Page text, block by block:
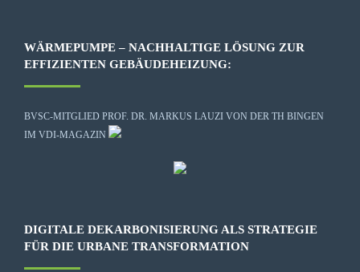
WÄRMEPUMPE – NACHHALTIGE LÖSUNG ZUR
EFFIZIENTEN GEBÄUDEHEIZUNG:
BVSC-MITGLIED PROF. DR. MARKUS LAUZI VON DER TH BINGEN
IM VDI-MAGAZIN
DIGITALE DEKARBONISIERUNG ALS STRATEGIE
FÜR DIE URBANE TRANSFORMATION